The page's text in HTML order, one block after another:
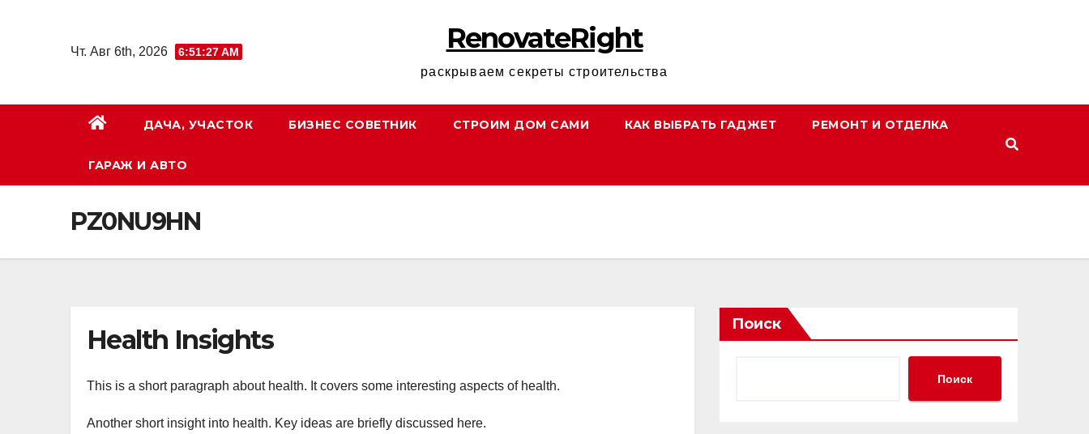
содержимому
Чт. Авг 6th, 2026 6:51:28 AM RenovateRight
раскрываем секреты строительства
ДАЧА, УЧАСТОК БИЗНЕС СОВЕТНИК СТРОИМ ДОМ САМИ КАК ВЫБРАТЬ ГАДЖЕТ РЕМОНТ И ОТДЕЛКА
ГАРАЖ И АВТО
PZ0NU9HN
Health Insights
This is a short paragraph about health. It covers some interesting aspects of health.
Another short insight into health. Key ideas are briefly discussed here.
Поиск
Поиск